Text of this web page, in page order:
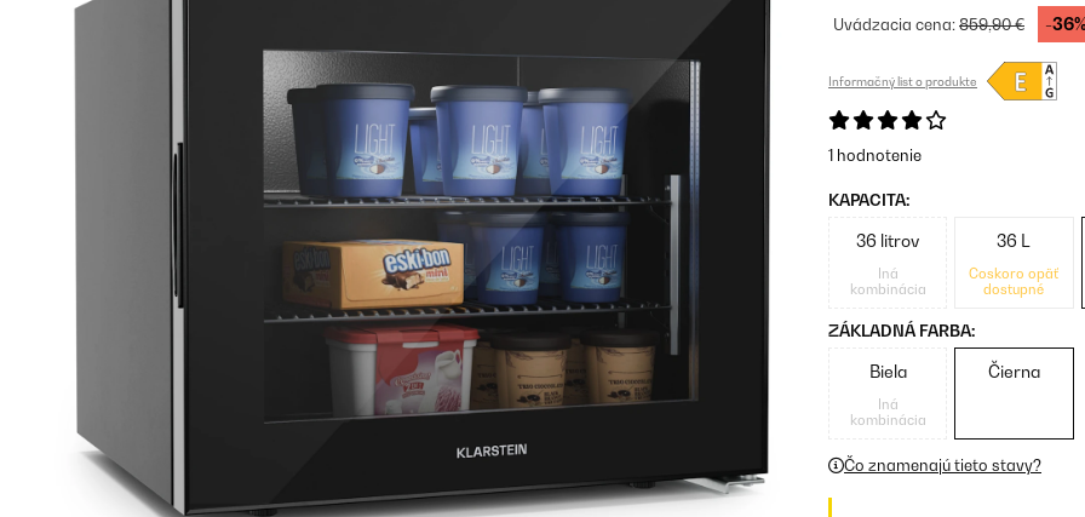
Uvádzacia cena:859,90 € -
Informačný list o produkte
1 hodnotenie
KAPACITA:
36 litrov
Iná
kombinácia
36 L
Čoskoro opäť
dostupné
ZÁKLADNÁ FARBA:
Biela
Iná
kombinácia
Čierna
Čo znamenajú tieto stavy?